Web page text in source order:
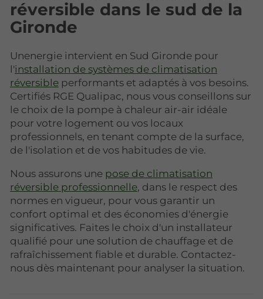
réversible dans le sud de la
Gironde
Unenergie intervient en Sud Gironde pour
l'installation de systèmes de climatisation
réversible performants et adaptés à vos besoins.
Certifiés RGE Qualipac, nous vous conseillons sur
le choix de la pompe à chaleur air-air idéale
pour votre logement ou vos locaux
professionnels, en tenant compte de la surface,
de l'isolation et de vos habitudes de vie.
Nous assurons une pose de climatisation
réversible professionnelle, dans le respect des
normes en vigueur, pour vous garantir un
confort optimal et des économies d'énergie
significatives. Faites le choix d'un installateur
qualifié pour une solution de chauffage et de
rafraîchissement fiable et durable. Contactez-
nous dès maintenant pour analyser la situation.